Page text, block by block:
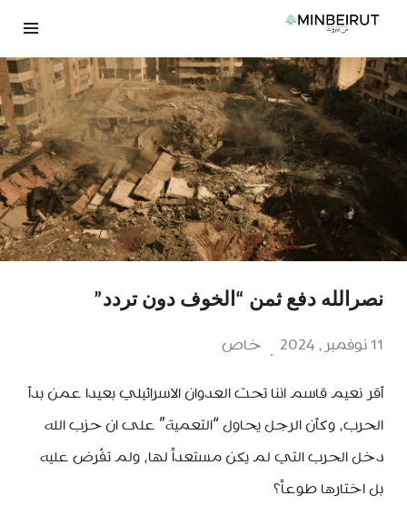
انتقل
المحتوى
نصرالله دفع ثمن “الخوف دون تردد”
11 نوفمبر، 2024 خاص
أقر نعيم قاسم اننا تحت العدوان الاسرائيلي بعيدا عمن بدأ
الحرب، وكأن الرجل يحاول “التعمية” على ان حزب الله
دخل الحرب التي لم يكن مستعداً لها، ولم تفُرض عليه
بل اختارها طوعاً؟